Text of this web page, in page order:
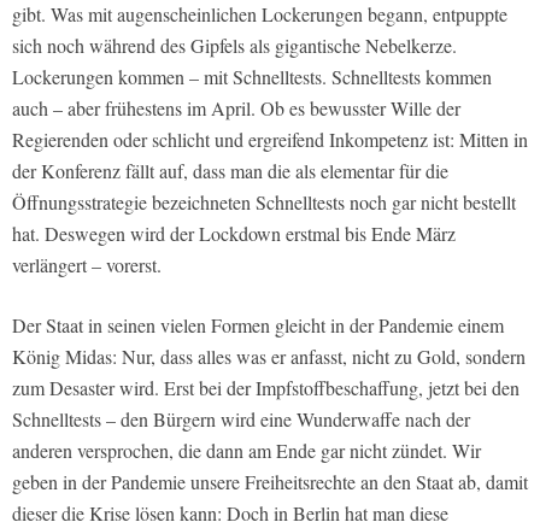
gibt. Was mit augenscheinlichen Lockerungen begann, entpuppte
sich noch während des Gipfels als gigantische Nebelkerze.
Lockerungen kommen – mit Schnelltests. Schnelltests kommen
auch – aber frühestens im April. Ob es bewusster Wille der
Regierenden oder schlicht und ergreifend Inkompetenz ist: Mitten in
der Konferenz fällt auf, dass man die als elementar für die
Öffnungsstrategie bezeichneten Schnelltests noch gar nicht bestellt
hat. Deswegen wird der Lockdown erstmal bis Ende März
verlängert – vorerst.
Der Staat in seinen vielen Formen gleicht in der Pandemie einem
König Midas: Nur, dass alles was er anfasst, nicht zu Gold, sondern
zum Desaster wird. Erst bei der Impfstoffbeschaffung, jetzt bei den
Schnelltests – den Bürgern wird eine Wunderwaffe nach der
anderen versprochen, die dann am Ende gar nicht zündet. Wir
geben in der Pandemie unsere Freiheitsrechte an den Staat ab, damit
dieser die Krise lösen kann: Doch in Berlin hat man diese